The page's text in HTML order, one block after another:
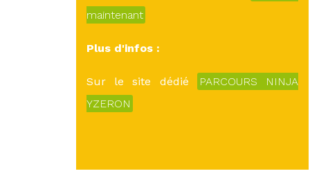
maintenant
Plus d'infos :
Sur le site dédié
PARCOURS NINJA
YZERON